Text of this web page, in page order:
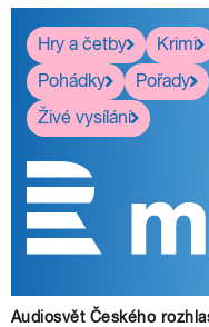
Hry a četby
Krimi
Pohádky
Pořady
Živé vysílání
Audiosvět Českého